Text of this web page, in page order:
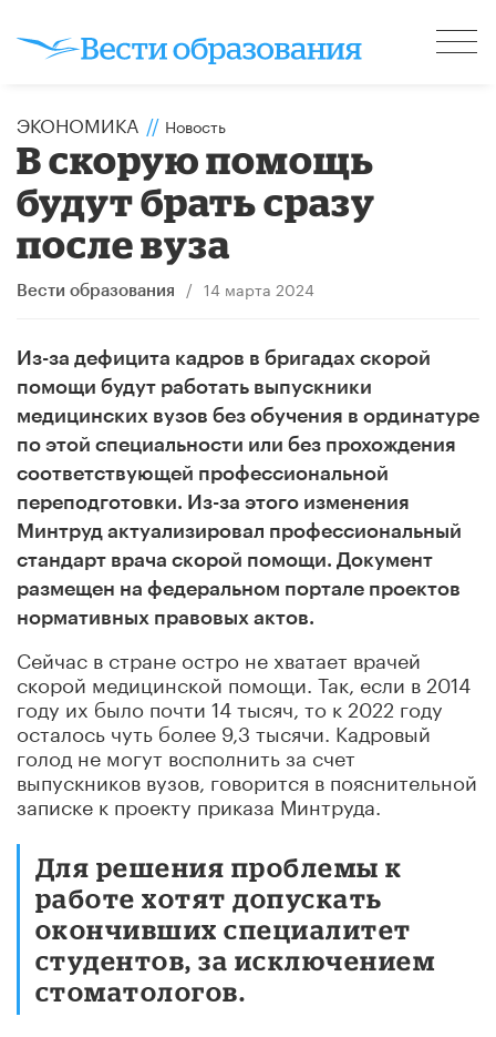
ЭКОНОМИКА // Новость
В скорую помощь
будут брать сразу
после вуза
Вести образования / 14 марта 2024
Из-за дефицита кадров в бригадах скорой
помощи будут работать выпускники
медицинских вузов без обучения в ординатуре
по этой специальности или без прохождения
соответствующей профессиональной
переподготовки. Из-за этого изменения
Минтруд актуализировал профессиональный
стандарт врача скорой помощи. Документ
размещен на федеральном портале проектов
нормативных правовых актов.
Сейчас в стране остро не хватает врачей
скорой медицинской помощи. Так, если в 2014
году их было почти 14 тысяч, то к 2022 году
осталось чуть более 9,3 тысячи. Кадровый
голод не могут восполнить за счет
выпускников вузов, говорится в пояснительной
записке к проекту приказа Минтруда.
Для решения проблемы к
работе хотят допускать
окончивших специалитет
студентов, за исключением
стоматологов.